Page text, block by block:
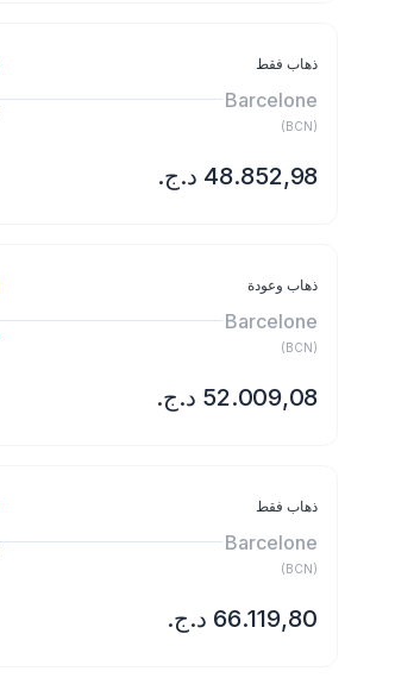
ذهاب فقط
Barcelone
(
BCN
)
ذهاب وعودة
Barcelone
(
BCN
)
ذهاب فقط
Barcelone
(
BCN
)